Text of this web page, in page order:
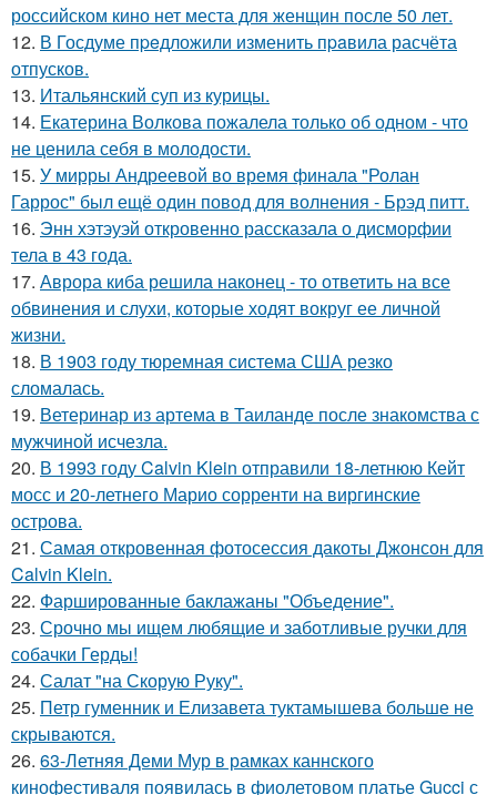
российском кино нет места для женщин после 50 лет.
12. В Госдуме пpeдложили изменить пpaвила расчёта
отпусков.
13. Итальянский суп из курицы.
14. Екатерина Волкова пожалела только об одном - что
не ценила себя в молодости.
15. У мирры Андреевой во время финала "Ролан
Гаррос" был ещё один повод для волнения - Брэд питт.
16. Энн хэтэуэй откровенно рассказала о дисморфии
тела в 43 года.
17. Аврора киба решила наконец - то ответить на все
обвинения и слухи, которые ходят вокруг ее личной
жизни.
18. В 1903 году тюремная система США резко
сломалась.
19. Ветеринар из артема в Таиланде после знакомства с
мужчиной исчезла.
20. В 1993 году Calvin Klein отправили 18-летнюю Кейт
мосс и 20-летнего Марио сорренти на виргинские
острова.
21. Самая откровенная фотосессия дакоты Джонсон для
Calvin Klein.
22. Фаршированные баклажаны "Объедение".
23. Срочно мы ищем любящие и заботливые ручки для
собачки Герды!
24. Салат "на Скорую Руку".
25. Петр гуменник и Елизавета туктамышева больше не
скрываются.
26. 63-Летняя Деми Мур в рамках каннского
кинофестиваля появилась в фиолетовом платье Gucci с